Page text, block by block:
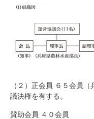
（２）正会員 ６５会員
議決権を有する。
賛助会員 ４